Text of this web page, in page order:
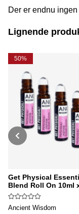
Der er endnu
Lignende
50%
Get Physical
Blend Roll On 10ml
Ancient Wisdom